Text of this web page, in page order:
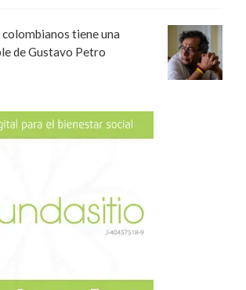
colombianos tiene una
de Gustavo Petro